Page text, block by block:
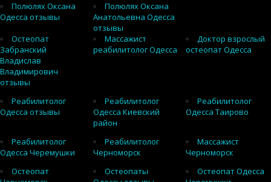
Полюлях Оксана
Одесса отзывы
Полюлях Оксана
Анатольевна Одесса
отзывы
Остеопат
Забранский
Владислав
Владимирович
отзывы
Массажист
реабилитолог Одесса
Доктор взрослый
остеопат Одесса
Реабилитолог
Одесса отзывы
Реабилитолог
Одесса Киевский
район
Реабилитолог
Одесса Таирово
Реабилитолог
Одесса Черемушки
Реабилитолог
Черноморск
Массажист
Черноморск
Остеопат
Остеопаты
Остеопат Одесса